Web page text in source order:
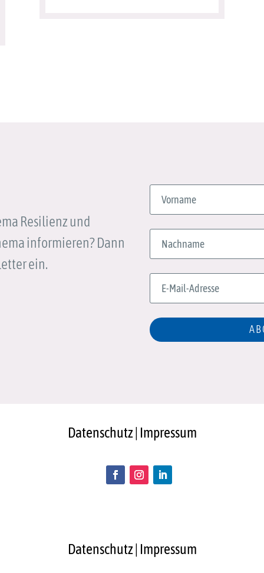
Resilienz und
informieren? Dann
ein.
Datenschutz | Impressum
Datenschutz| Impressum